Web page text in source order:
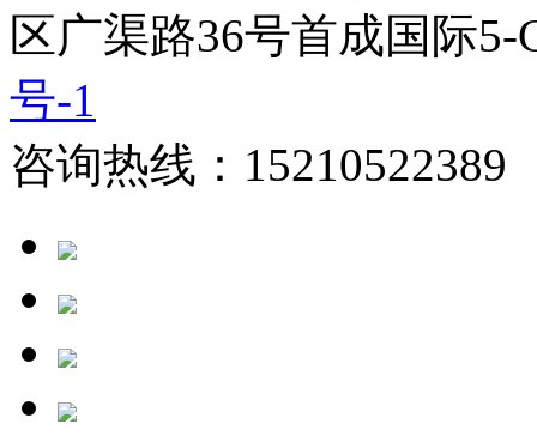
区广渠路36号首成国际
号-1
咨询热线：